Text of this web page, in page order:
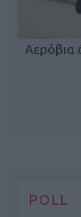
Αερόβια
POLL